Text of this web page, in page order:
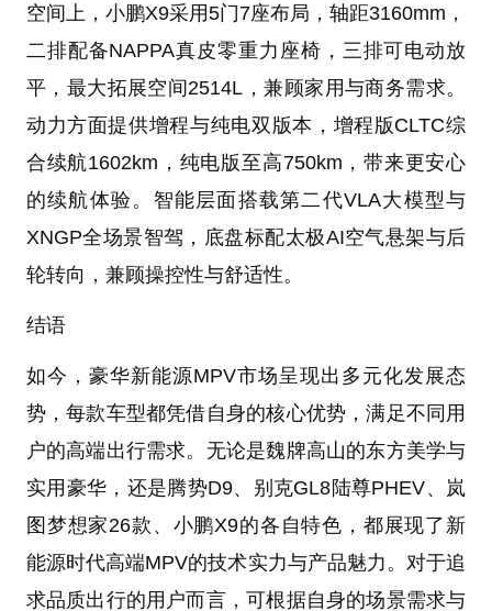
空间上，小鹏X9采用5门7座布局，轴距3160mm，
二排配备NAPPA真皮零重力座椅，三排可电动放
平，最大拓展空间2514L，兼顾家用与商务需求。
动力方面提供增程与纯电双版本，增程版CLTC综
合续航1602km，纯电版至高750km，带来更安心
的续航体验。智能层面搭载第二代VLA大模型与
XNGP全场景智驾，底盘标配太极AI空气悬架与后
轮转向，兼顾操控性与舒适性。
结语
如今，豪华新能源MPV市场呈现出多元化发展态
势，每款车型都凭借自身的核心优势，满足不同用
户的高端出行需求。无论是魏牌高山的东方美学与
实用豪华，还是腾势D9、别克GL8陆尊PHEV、岚
图梦想家26款、小鹏X9的各自特色，都展现了新
能源时代高端MPV的技术实力与产品魅力。对于追
求品质出行的用户而言，可根据自身的场景需求与